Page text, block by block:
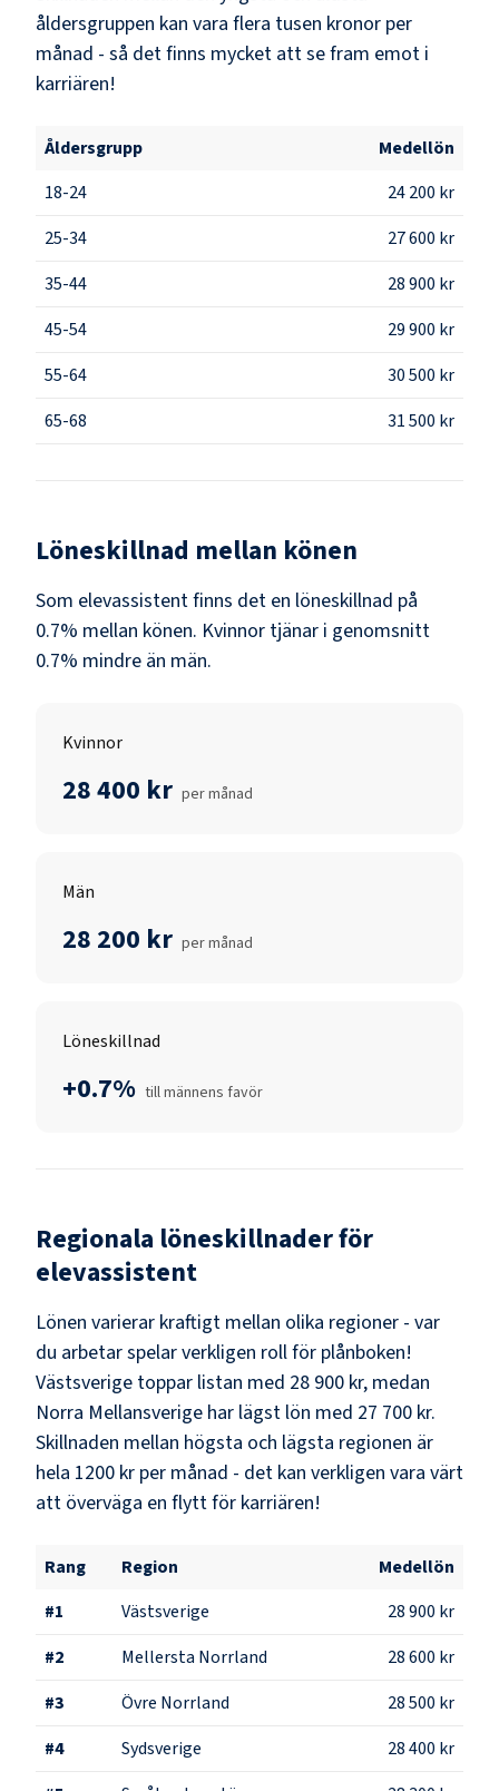
åldersgruppen kan vara flera tusen kronor per
månad - så det finns mycket att se fram emot i
karriären!
Åldersgrupp
Medellön
18-24
24 200 kr
25-34
27 600 kr
35-44
28 900 kr
45-54
29 900 kr
55-64
30 500 kr
65-68
31 500 kr
Löneskillnad mellan könen
Som elevassistentfinns det en löneskillnad på
0.7% mellan könen. Kvinnor tjänar i genomsnitt
0.7% mindre än män.
Kvinnor
28 400 kr per månad
Män
28 200 kr per månad
Löneskillnad
+0.7% till männens favör
Regionala löneskillnader för
elevassistent
Lönen varierar kraftigt mellan olika regioner - var
du arbetar spelar verkligen roll för plånboken!
Västsverige toppar listan med 28 900 kr, medan
Norra Mellansverige har lägst lön med 27 700 kr.
Skillnaden mellan högsta och lägsta regionen är
hela 1200 kr per månad - det kan verkligen vara värt
att överväga en flytt för karriären!
Rang Region
Medellön
#1 Västsverige
28 900 kr
#2 Mellersta Norrland
28 600 kr
#3 Övre Norrland
28 500 kr
#4 Sydsverige
28 400 kr